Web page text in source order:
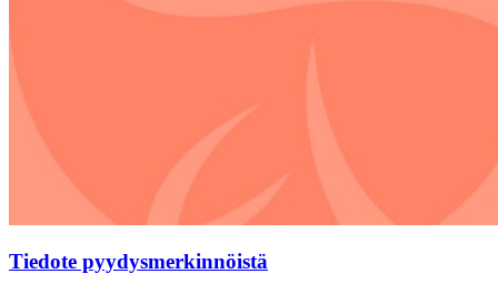
Tiedote pyydysmerkinnöistä